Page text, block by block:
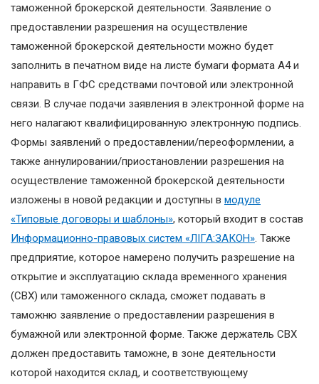
таможенной брокерской деятельности. Заявление о
предоставлении разрешения на осуществление
таможенной брокерской деятельности можно будет
заполнить в печатном виде на листе бумаги формата А4 и
направить в ГФС средствами почтовой или электронной
связи. В случае подачи заявления в электронной форме на
него налагают квалифицированную электронную подпись.
Формы заявлений о предоставлении/переоформлении, а
также аннулировании/приостановлении разрешения на
осуществление таможенной брокерской деятельности
изложены в новой редакции и доступны в модуле
«Типовые договоры и шаблоны», который входит в состав
Информационно-правовых систем «ЛІГА:ЗАКОН». Также
предприятие, которое намерено получить разрешение на
открытие и эксплуатацию склада временного хранения
(СВХ) или таможенного склада, сможет подавать в
таможню заявление о предоставлении разрешения в
бумажной или электронной форме. Также держатель СВХ
должен предоставить таможне, в зоне деятельности
которой находится склад, и соответствующему